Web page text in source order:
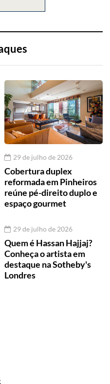
29 de julho de 2026
Cobertura duplex
reformada em Pinheiros
reúne pé-direito duplo e
espaço gourmet
29 de julho de 2026
Quem é Hassan Hajjaj?
Conheça o artista em
destaque na Sotheby's
Londres